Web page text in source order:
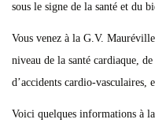
sous le signe de la santé et du
Vous venez à la G.V.
niveau de la santé cardiaque,
d’accidents cardio-vasculaires,
Voici quelques informations à